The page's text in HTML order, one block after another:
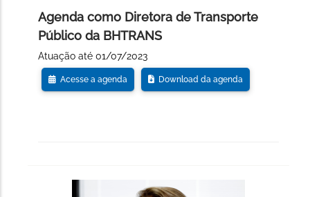
Agenda como Diretora de Transporte
Público da BHTRANS
Atuação até 01/07/2023
Acesse a agenda Download da agenda